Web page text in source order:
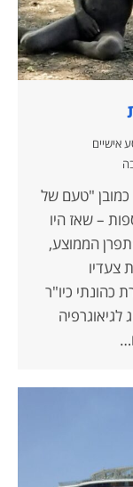
אישיים
כמובן "טעם של
– שאז היו
הממוצע,
צעדיו
כהונתי כיו"ר